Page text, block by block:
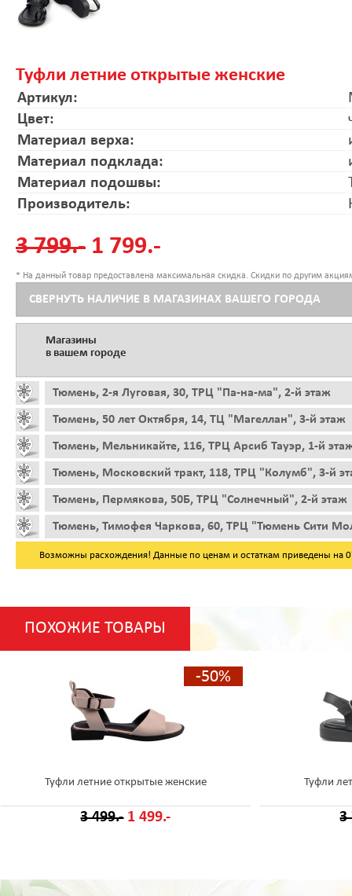
Туфли летние открытые женские
Артикул:
Цвет:
Материал верха:
Материал подклада:
Материал подошвы:
Производитель:
3 799.- 1 799.-
* На данный товар предоставлена максимальная скидка. Скидки по другим
СВЕРНУТЬ НАЛИЧИЕ В МАГАЗИНАХ ВАШЕГО ГОРОДА
Магазины
в вашем городе
Тюмень, 2-я Луговая, 30, ТРЦ "Па-на-ма", 2-й этаж
Тюмень, 50 лет Октября, 14, ТЦ "Магеллан", 3-й этаж
Тюмень, Мельникайте, 116, ТРЦ Арсиб Тауэр, 1-й
Тюмень, Московский тракт, 118, ТРЦ "Колумб", 3-й
Тюмень, Пермякова, 50Б, ТРЦ "Солнечный", 2-й этаж
Тюмень, Тимофея Чаркова, 60, ТРЦ "Тюмень Сити
Возможны расхождения! Данные по ценам и остаткам приведены на
ПОХОЖИЕ ТОВАРЫ
-50%
Туфли летние открытые женские
3 499.- 1 499.-
Туфли
3